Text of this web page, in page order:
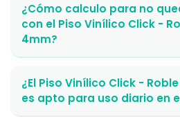
¿Cómo calculo para no
con el Piso Vinílico Click -
4mm?
¿El Piso Vinílico Click -
es apto para uso diario en